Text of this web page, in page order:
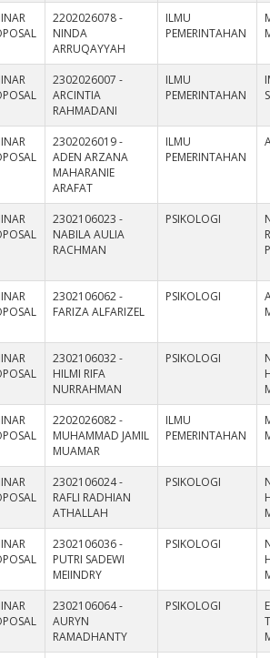
2202026078 -
NINDA
ARRUQAYYAH
ILMU
PEMERINTAHAN
2302026007 -
ARCINTIA
RAHMADANI
ILMU
PEMERINTAHAN
2302026019 -
ADEN ARZANA
MAHARANIE
ARAFAT
ILMU
PEMERINTAHAN
2302106023 -
NABILA AULIA
RACHMAN
PSIKOLOGI
2302106062 -
FARIZA ALFARIZEL
PSIKOLOGI
2302106032 -
HILMI RIFA
NURRAHMAN
PSIKOLOGI
2202026082 -
MUHAMMAD JAMIL
MUAMAR
ILMU
PEMERINTAHAN
2302106024 -
RAFLI RADHIAN
ATHALLAH
PSIKOLOGI
2302106036 -
PUTRI SADEWI
MEIINDRY
PSIKOLOGI
2302106064 -
AURYN
RAMADHANTY
PSIKOLOGI